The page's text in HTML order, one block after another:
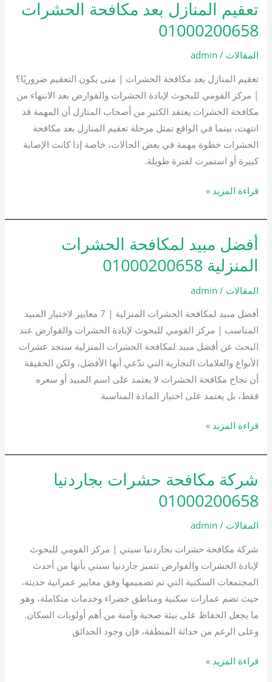
تعقيم المنازل بعد مكافحة الحشرات
01000200658
المقالات /
admin
تعقيم المنازل بعد مكافحة الحشرات | متى يكون التعقيم ضروريًا؟
| مركز القومي للبحوث لإبادة الحشرات والقوارض بعد الانتهاء من
مكافحة الحشرات يعتقد الكثير من أصحاب المنازل أن المهمة قد
انتهت، بينما في الواقع تمثل مرحلة تعقيم المنازل بعد مكافحة
الحشرات خطوة مهمة في بعض الحالات، خاصة إذا كانت الإصابة
كبيرة أو استمرت لفترة طويلة.
تعقيم
المنازل
بعد
مكافحة
01000200658
قراءة المزيد »
أفضل مبيد لمكافحة الحشرات
المنزلية 01000200658
المقالات /
admin
أفضل مبيد لمكافحة الحشرات المنزلية | 7 معايير لاختيار المبيد
المناسب | مركز القومي للبحوث لإبادة الحشرات والقوارض عند
البحث عن أفضل مبيد لمكافحة الحشرات المنزلية ستجد عشرات
الأنواع والعلامات التجارية التي تدّعي أنها الأفضل، ولكن الحقيقة
أن نجاح مكافحة الحشرات لا يعتمد على اسم المبيد أو سعره
فقط، بل يعتمد على اختيار المادة المناسبة
أفضل
مبيد
لمكافحة
الحشرات
المنزلية
01000200658
قراءة المزيد »
شركة مكافحة حشرات بجاردنيا
01000200658
المقالات /
admin
شركة مكافحة حشرات بجاردنيا سيتي | مركز القومي للبحوث
لإبادة الحشرات والقوارض تتميز جاردنيا سيتي بأنها من أحدث
المجتمعات السكنية التي تم تصميمها وفق معايير عمرانية حديثة،
حيث تضم عمارات سكنية ومناطق خضراء وخدمات متكاملة، وهو
ما يجعل الحفاظ على بيئة صحية وآمنة من أهم أولويات السكان.
وعلى الرغم من حداثة المنطقة، فإن وجود الحدائق
شركة
مكافحة
حشرات
بجاردنيا
قراءة المزيد »